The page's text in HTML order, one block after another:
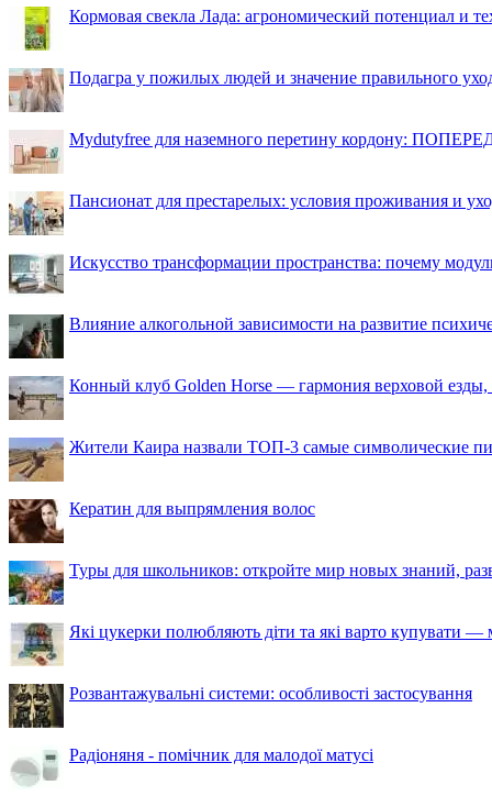
Кормовая свекла Лада: агрономический потенциал и
Подагра у пожилых людей и значение правильного
Mydutyfree для наземного перетину кордону:
Пансионат для престарелых: условия проживания и
Искусство трансформации пространства: почему
Влияние алкогольной зависимости на развитие
Конный клуб Golden Horse — гармония верховой езды,
Жители Каира назвали ТОП-3 самые символические
Кератин для выпрямления волос
Туры для школьников: откройте мир новых знаний,
Які цукерки полюбляють діти та які варто купувати —
Розвантажувальні системи: особливості застосування
Радіоняня - помічник для малодої матусі